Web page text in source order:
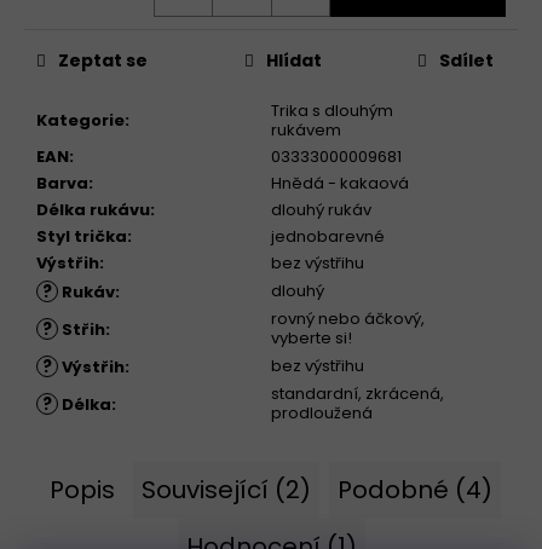
Kategorie:
Trika s dlouhým
rukávem
EAN:
03333000009681
Barva:
Hnědá - kakaová
Délka rukávu:
dlouhý rukáv
Styl trička:
jednobarevné
Výstřih: bez výstřihu
? Rukáv: dlouhý
? Střih:
rovný nebo áčkový,
vyberte si!
? Výstřih: bez výstřihu
? Délka:
standardní, zkrácená,
prodloužená
Zeptat se Hlídat Sdílet
Popis Související (2)
Podobné (4)